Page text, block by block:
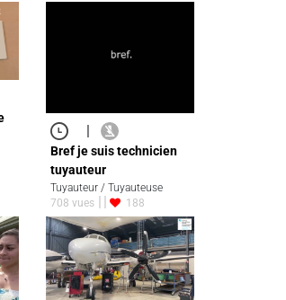
|
Bref je suis technicien
tuyauteur
Tuyauteur / Tuyauteuse
708 vues
188